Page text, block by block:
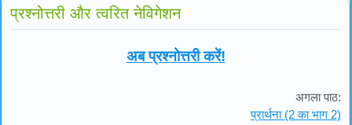
प्रश्नोत्तरी और त्वरित नेविगेशन
अब प्रश्नोत्तरी करें!
अगला पाठ:
प्रार्थना (2 का भाग 2)